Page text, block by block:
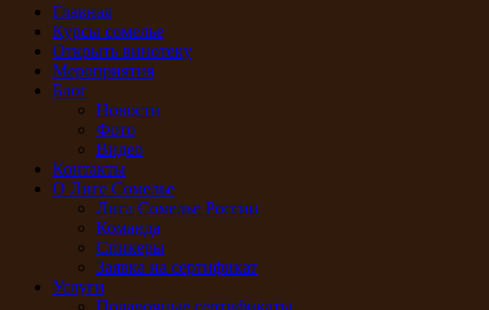
Главная
Курсы сомелье
Открыть винотеку
Мероприятия
Блог
Новости
Фото
Видео
Контакты
О Лиге Сомелье
Лига Сомелье России
Команда
Спикеры
Заявка на сертификат
Услуги
Подарочные сертификаты